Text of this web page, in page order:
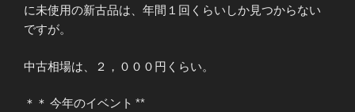
に未使用の新古品は、年間１回くらいしか見つからない
ですが。
中古相場は、２，０００円くらい。
＊＊ 今年のイベント **